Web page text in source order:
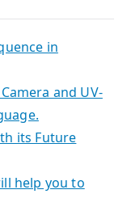
in
and UV-
its Future
help you to